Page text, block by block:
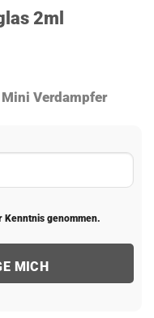
2ml
Verdampfer
Kenntnis genommen.